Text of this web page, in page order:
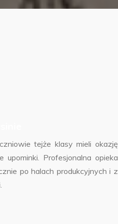
tejże klasy mieli okazję
Profesjonalna opieka
po halach produkcyjnych i z